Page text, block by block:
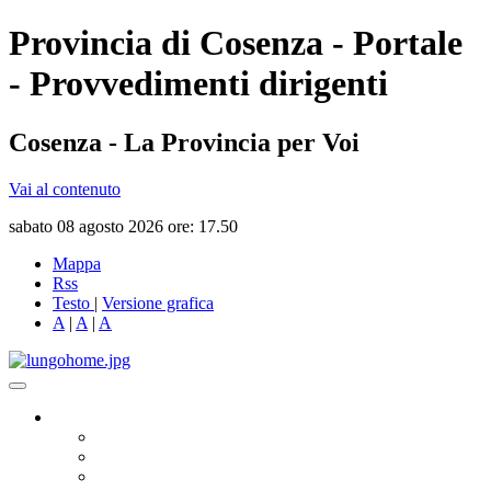
Provincia di Cosenza - Portale
- Provvedimenti dirigenti
Cosenza - La Provincia per Voi
Vai al contenuto
sabato 08 agosto 2026 ore: 17.50
Mappa
Rss
Testo | Versione grafica
A | A | A